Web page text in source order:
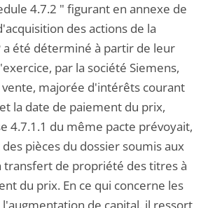
4.7.2 " figurant en annexe de
des actions de la
a été déterminé à partir de leur
par la société Siemens,
majorée d'intérêts courant
la date de paiement du prix,
4.7.1.1 du même pacte prévoyait,
pièces du dossier soumis aux
transfert de propriété des titres à
du prix. En ce qui concerne les